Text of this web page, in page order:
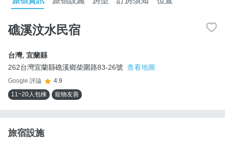
礁溪汶水民宿
台灣, 宜蘭縣
262台灣宜蘭縣礁溪鄉柴圍路83-26號 查看地圖
Google 評論
4.9
11~20人包棟
寵物友善
旅宿設施